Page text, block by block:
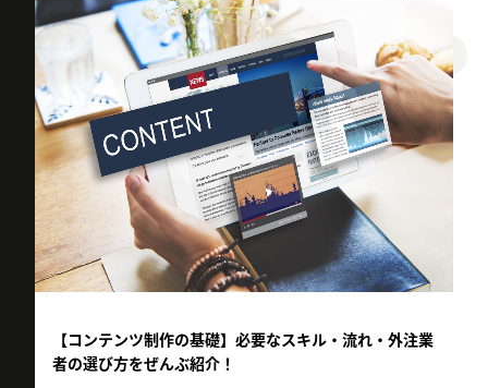
【コンテンツ制作の基礎】必要なスキル・流れ・外注業
者の選び方をぜんぶ紹介！